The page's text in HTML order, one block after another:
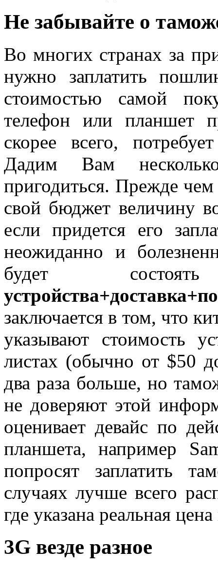
Не забывайте о
Во многих странах за
нужно заплатить
стоимостью самой
телефон или планшет
скорее всего,
Дадим Вам
пригодиться. Прежде
свой бюджет величину
если придется его
неожиданно и
будет
заключается в том, что
указывают стоимость
листах (обычно от $50
два раза больше, но
не доверяют этой
оценивает девайс по
планшета, например
попросят заплатить
случаях лучше всего
где указана реальная
3G везде разное